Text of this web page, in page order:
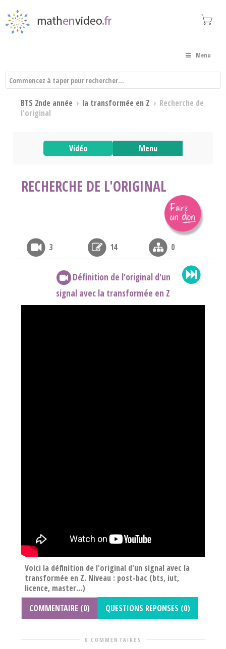
Menu
BTS 2nde année › la transformée en Z › Recherche de
l'original
Vidéo Menu
RECHERCHE DE L'ORIGINAL
3 14 0
Définition de l'original d'un
signal avec la transformée en Z
Voici la définition de l'original d'un signal avec la
transformée en Z. Niveau : post-bac (bts, iut,
licence, master...)
COMMENTAIRE (0)
QUESTIONS REPONSES (0)
0 COMMENTAIRES